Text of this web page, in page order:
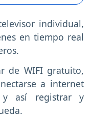
individual,
en tiempo real
de WIFI gratuito,
a internet
y así registrar y